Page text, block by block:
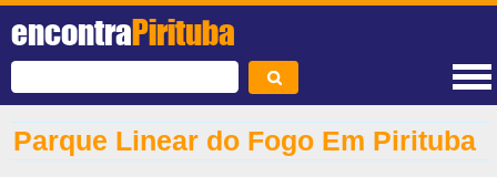
encontraPirituba
Parque Linear do Fogo Em Pirituba